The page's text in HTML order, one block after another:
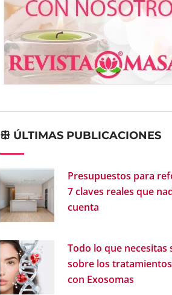
ꕥ ÚLTIMAS PUBLICACIONES
Presupuestos para
7 claves reales que
cuenta
Todo lo que necesitas
sobre los
con Exosomas